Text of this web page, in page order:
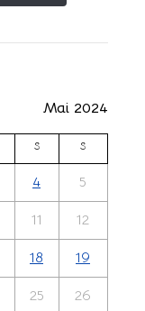
Mai 2024
S S
4 5
11 12
18 19
25 26